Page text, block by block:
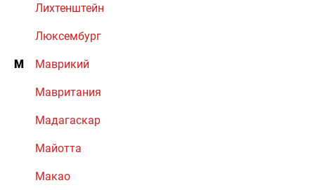
Лихтенштейн
Люксембург
М Маврикий
Мавритания
Мадагаскар
Майотта
Макао